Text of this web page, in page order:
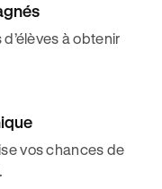
à obtenir
vos chances de